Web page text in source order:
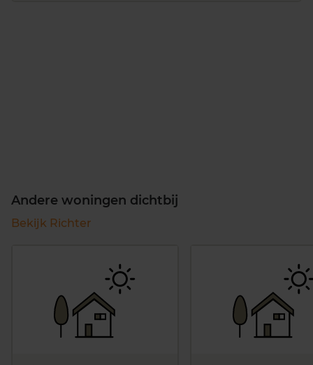
Andere woningen dichtbij
Bekijk Richter